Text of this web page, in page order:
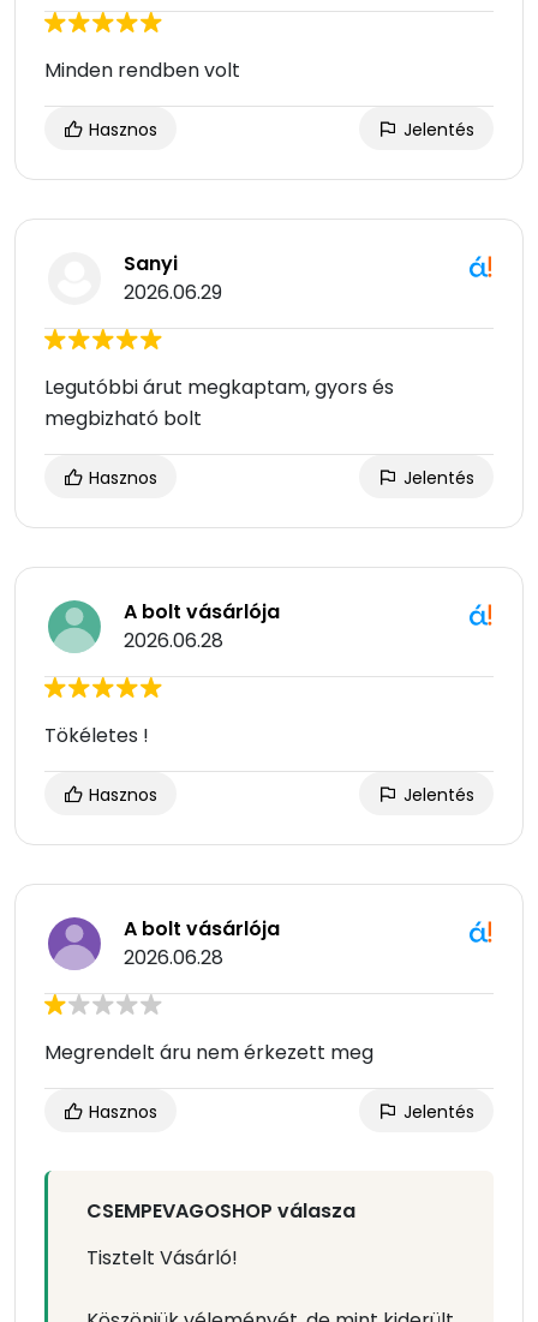
Minden rendben volt
Hasznos Jelentés
Sanyi
2026.06.29
Legutóbbi árut megkaptam, gyors és
megbizható bolt
Hasznos Jelentés
A bolt vásárlója
2026.06.28
Tökéletes !
Hasznos Jelentés
A bolt vásárlója
2026.06.28
Megrendelt áru nem érkezett meg
Hasznos Jelentés
CSEMPEVAGOSHOP válasza
Tisztelt Vásárló!